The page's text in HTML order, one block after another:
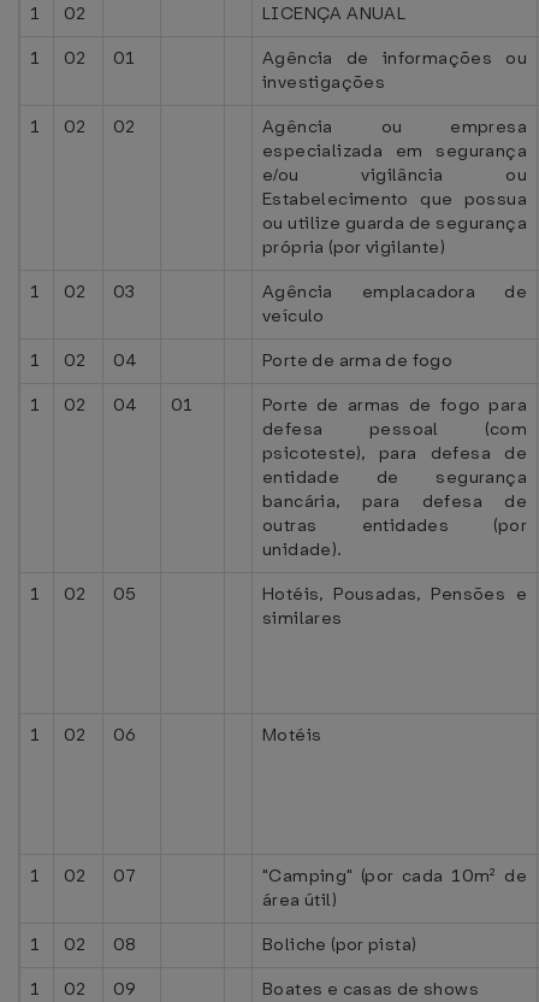
1
02
LICENÇA ANUAL
1
02 01
Agência de informações ou
investigações
1
02 02
Agência ou empresa
especializada em segurança
e/ou vigilância ou
Estabelecimento que possua
ou utilize guarda de segurança
própria (por vigilante)
1
02 03
Agência emplacadora de
veículo
1
02 04
Porte de arma de fogo
1
02 04 01
Porte de armas de fogo para
defesa pessoal (com
psicoteste), para defesa de
entidade de segurança
bancária, para defesa de
outras entidades (por
unidade).
1
02 05
Hotéis, Pousadas, Pensões e
similares
1 02 06 Motéis
1 02 07
"Camping" (por cada 10m² de
área útil)
1
02 08
Boliche (por pista)
1
02 09
Boates e casas de shows